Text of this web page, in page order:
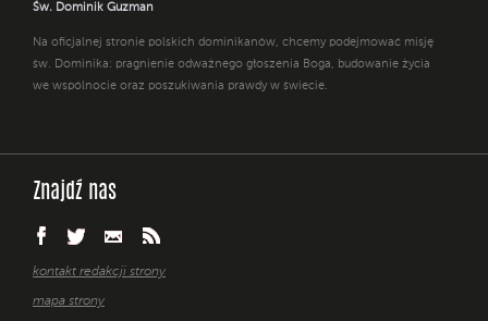
Św. Dominik Guzman
Na oficjalnej stronie polskich dominikanów, chcemy podejmować misję
św. Dominika: pragnienie odważnego głoszenia Boga, budowanie życia
we wspólnocie oraz poszukiwania prawdy w świecie.
Znajdź nas
kontakt redakcji strony
mapa strony